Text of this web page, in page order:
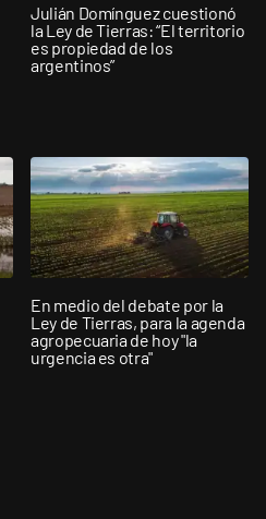
Julián Domínguez cuestionó
la Ley de Tierras: “El territorio
es propiedad de los
argentinos”
En medio del debate por la
Ley de Tierras, para la agenda
agropecuaria de hoy "la
urgencia es otra"